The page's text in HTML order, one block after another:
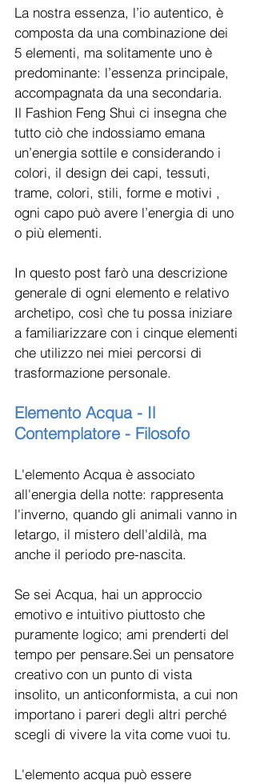
La nostra essenza, l’io autentico, è
composta da una combinazione dei
5 elementi, ma solitamente uno è
predominante: l’essenza principale,
accompagnata da una secondaria.
Il Fashion Feng Shui ci insegna che
tutto ciò che indossiamo emana
un’energia sottile e considerando i
colori, il design dei capi, tessuti,
trame, colori, stili, forme e motivi ,
ogni capo può avere l’energia di uno
o più elementi.
In questo post farò una descrizione
generale di ogni elemento e relativo
archetipo, così che tu possa iniziare
a familiarizzare con i cinque elementi
che utilizzo nei miei percorsi di
trasformazione personale.
Elemento Acqua - Il
Contemplatore - Filosofo
L'elemento Acqua è associato
all'energia della notte: rappresenta
l'inverno, quando gli animali vanno in
letargo, il mistero dell'aldilà, ma
anche il periodo pre-nascita.
Se sei Acqua, hai un approccio
emotivo e intuitivo piuttosto che
puramente logico; ami prenderti del
tempo per pensare.Sei un pensatore
creativo con un punto di vista
insolito, un anticonformista, a cui non
importano i pareri degli altri perché
scegli di vivere la vita come vuoi tu.
L'elemento acqua può essere